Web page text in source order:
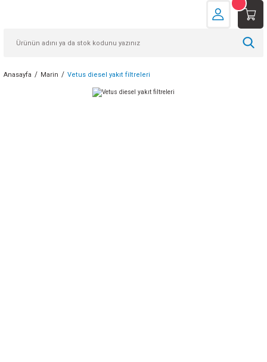
Anasayfa Marin Vetus diesel yakıt filtreleri